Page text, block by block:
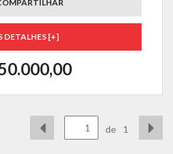
DETALHES [+]
de 1